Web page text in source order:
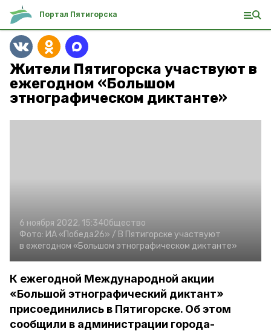
Портал Пятигорска
Жители Пятигорска участвуют в
ежегодном «Большом
этнографическом диктанте»
6 ноября 2022, 15:34Общество
Фото: ИА «Победа26» / В Пятигорске участвуют
в ежегодном «Большом этнографическом диктанте»
К ежегодной Международной акции
«Большой этнографический диктант»
присоединились в Пятигорске. Об этом
сообщили в администрации города-